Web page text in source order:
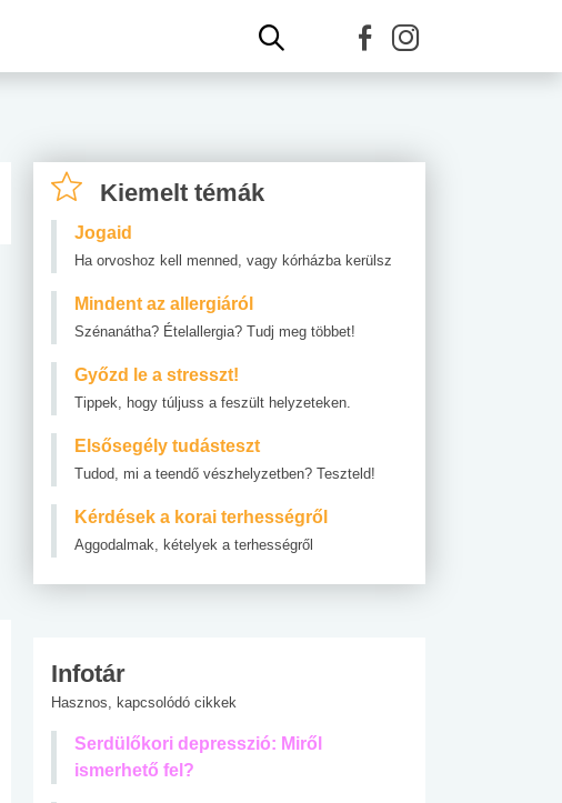
Kiemelt témák
Jogaid
Ha orvoshoz kell menned, vagy kórházba kerülsz
Mindent az allergiáról
Szénanátha? Ételallergia? Tudj meg többet!
Győzd le a stresszt!
Tippek, hogy túljuss a feszült helyzeteken.
Elsősegély tudásteszt
Tudod, mi a teendő vészhelyzetben? Teszteld!
Kérdések a korai terhességről
Aggodalmak, kételyek a terhességről
Infotár
Hasznos, kapcsolódó cikkek
Serdülőkori depresszió: Miről
ismerhető fel?